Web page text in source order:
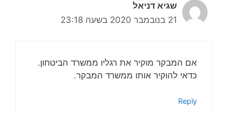
שגיא דניאל
21 בנובמבר 2020 בשעה 23:18
אם המבקר מוקיר את רגליו ממשרד הביטחון.
כדאי להוקיר אותו ממשרד המבקר.
Reply